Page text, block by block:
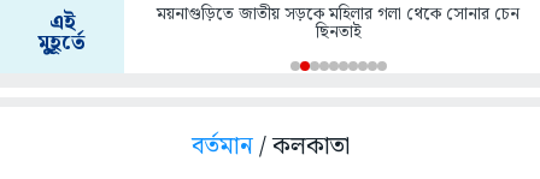
এই
মুহূর্তে
ময়নাগুড়িতে জাতীয় সড়কে মহিলার গলা থেকে সোনার চেন
ছিনতাই
বর্তমান/ কলকাতা